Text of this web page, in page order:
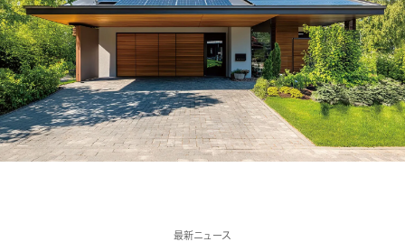
最新ニュース